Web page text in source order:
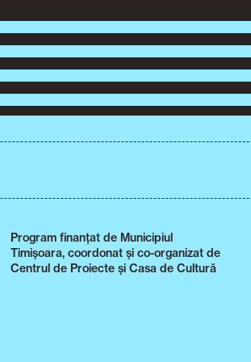
Program finanțat de Municipiul
Timișoara, coordonat și co-organizat de
Centrul de Proiecte și Casa de Cultură